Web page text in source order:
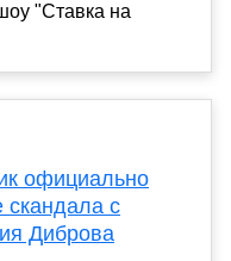
"Ставка на
официально
скандала с
Диброва